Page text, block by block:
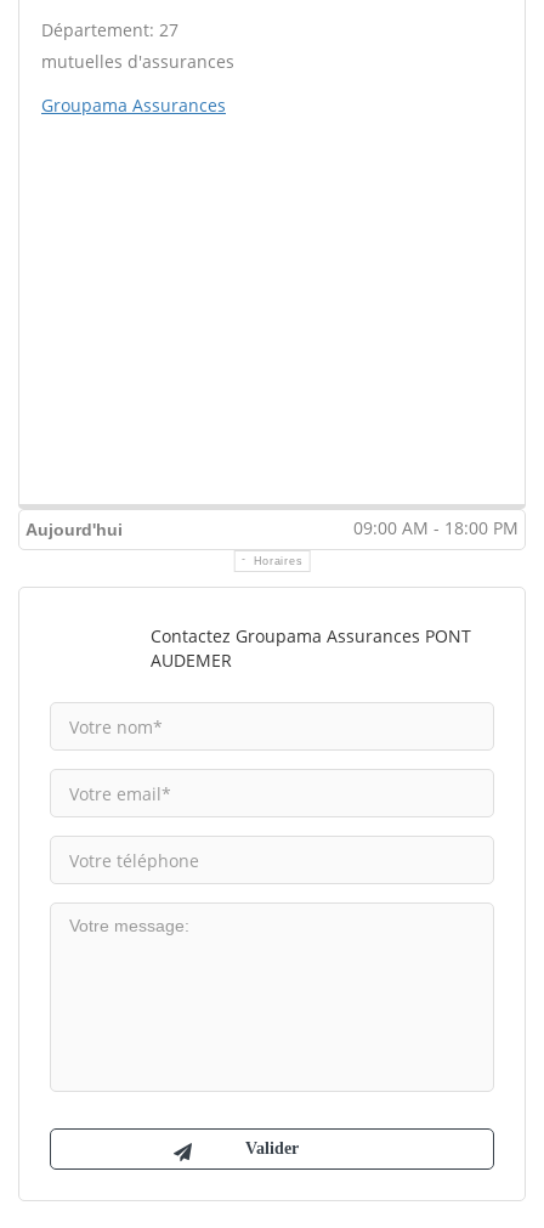
Département: 27
mutuelles d'assurances
Groupama Assurances
Aujourd'hui 09:00 AM - 18:00 PM
Horaires
Contactez Groupama Assurances PONT
AUDEMER